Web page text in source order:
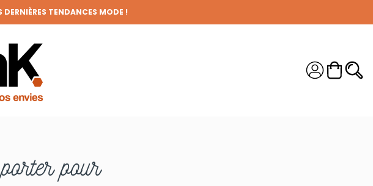
DERNIÈRES TENDANCES MODE !
(HORS REMISES)
NOMBREUX AVANTAGES !
À PRIX RONDS !
pour